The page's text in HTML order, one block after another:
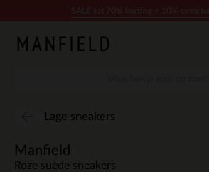
Lage sneakers
Manfield
Roze suède sneakers